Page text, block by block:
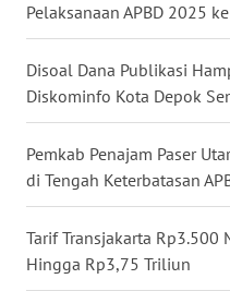
Pelaksanaan APBD 2025
Disoal Dana Publikasi
Diskominfo Kota Depok
Pemkab Penajam Paser
di Tengah Keterbatasan
Tarif Transjakarta Rp3.500
Hingga Rp3,75 Triliun
WN
KALSEL
WN
KALTIM
WN
WN
GORONTALO